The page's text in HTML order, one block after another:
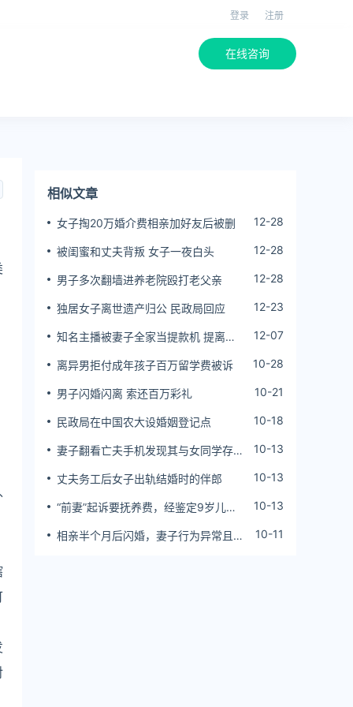
登录 注册
在线咨询
相似文章
女子掏20万婚介费相亲加好友后被删 12-28
被闺蜜和丈夫背叛 女子一夜白头 12-28
男子多次翻墙进养老院殴打老父亲 12-28
独居女子离世遗产归公 民政局回应 12-23
知名主播被妻子全家当提款机 提离婚
12-07
离异男拒付成年孩子百万留学费被诉 10-28
男子闪婚闪离 索还百万彩礼 10-21
民政局在中国农大设婚姻登记点 10-18
妻子翻看亡夫手机发现其与女同学存婚
10-13
丈夫务工后女子出轨结婚时的伴郎 10-13
“前妻”起诉要抚养费，经鉴定9岁儿子
10-13
相亲半个月后闪婚，妻子行为异常且持
10-11